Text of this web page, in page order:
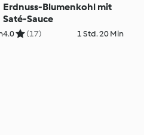
Erdnuss-Blumenkohl mit
Saté-Sauce
4.0 (17) 1 Std. 20 Min